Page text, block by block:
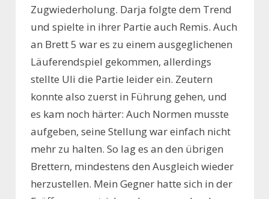
Zugwiederholung. Darja folgte dem Trend
und spielte in ihrer Partie auch Remis. Auch
an Brett 5 war es zu einem ausgeglichenen
Läuferendspiel gekommen, allerdings
stellte Uli die Partie leider ein. Zeutern
konnte also zuerst in Führung gehen, und
es kam noch härter: Auch Normen musste
aufgeben, seine Stellung war einfach nicht
mehr zu halten. So lag es an den übrigen
Brettern, mindestens den Ausgleich wieder
herzustellen. Mein Gegner hatte sich in der